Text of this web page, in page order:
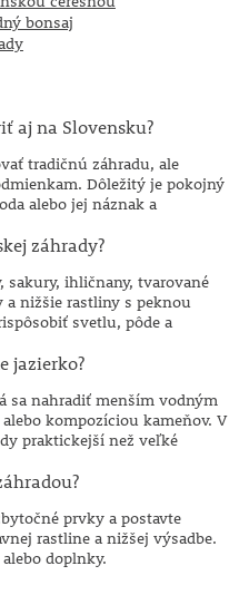
bonsaj
aj na Slovensku?
tradičnú záhradu, ale
Dôležitý je pokojný
alebo jej náznak a
záhrady?
sakury, ihličnany, tvarované
a nižšie rastliny s peknou
svetlu, pôde a
jazierko?
sa nahradiť menším vodným
kompozíciou kameňov. V
praktickejší než veľké
prvky a postavte
rastline a nižšej výsadbe.
doplnky.